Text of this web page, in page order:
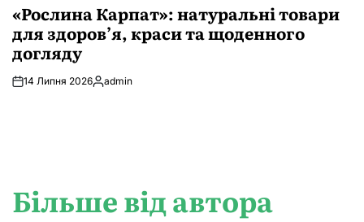
«Рослина Карпат»: натуральні товари
для здоров’я, краси та щоденного
догляду
14 Липня 2026Опубліковано
admin
Більше від автора